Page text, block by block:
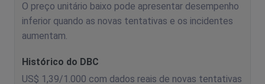
O preço unitário baixo pode apresentar desempenho
inferior quando as novas tentativas e os incidentes
aumentam.
US$ 1,39/1.000 com dados reais de novas tentativas